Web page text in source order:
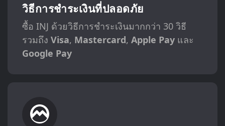
วิธีการชำระเงินที่ปลอดภัย
ซื้อ INJ ด้วยวิธีการชำระเงินมากกว่า 30 วิธี
รวมถึง Visa, Mastercard, Apple Payและ
Google Pay